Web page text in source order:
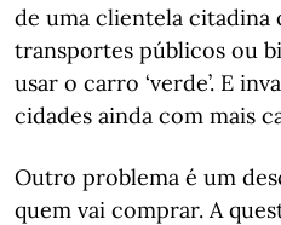
de uma clientela citadina
transportes públicos ou
usar o carro ‘verde’. E
cidades ainda com mais
Outro problema é um
quem vai comprar. A